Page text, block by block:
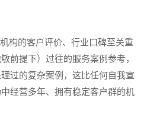
的客户评价、行业口碑至关重
前提下）过往的服务案例参考，
过的复杂案例，这比任何自我宣
经营多年、拥有稳定客户群的机